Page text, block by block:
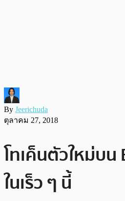
By Jeerichuda
ตุลาคม 27, 2018
โทเค็นตัวใหม่บ
ในเร็ว ๆ นี้